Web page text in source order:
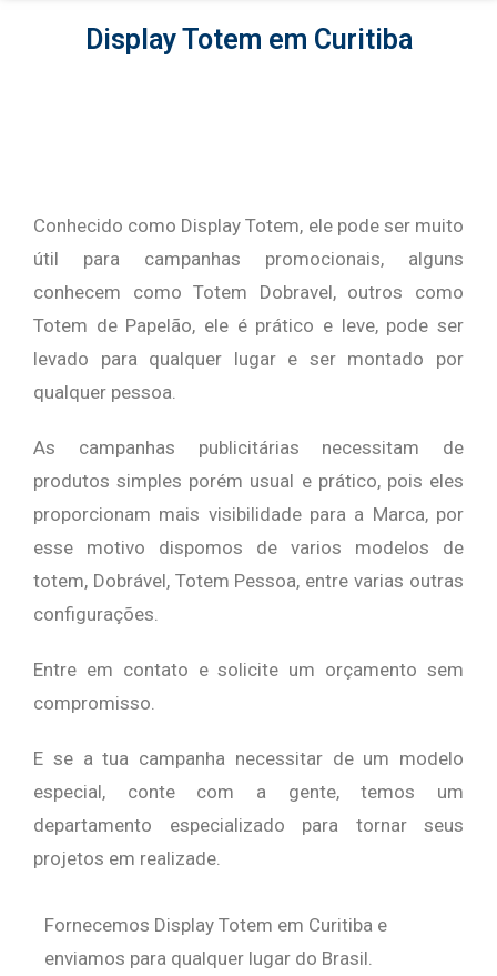
Display Totem em Curitiba
Conhecido como Display Totem, ele pode ser muito
útil para campanhas promocionais, alguns
conhecem como Totem Dobravel, outros como
Totem de Papelão, ele é prático e leve, pode ser
levado para qualquer lugar e ser montado por
qualquer pessoa.
As campanhas publicitárias necessitam de
produtos simples porém usual e prático, pois eles
proporcionam mais visibilidade para a Marca, por
esse motivo dispomos de varios modelos de
totem, Dobrável, Totem Pessoa, entre varias outras
configurações.
Entre em contato e solicite um orçamento sem
compromisso.
E se a tua campanha necessitar de um modelo
especial, conte com a gente, temos um
departamento especializado para tornar seus
projetos em realizade.
Fornecemos Display Totem em Curitiba e
enviamos para qualquer lugar do Brasil.